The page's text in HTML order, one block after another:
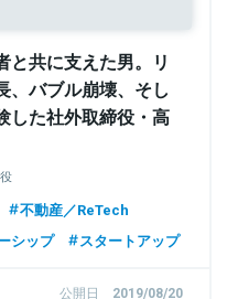
と共に支えた男。リ
、バブル崩壊、そし
した社外取締役・高
不動産／ReTech
シップ スタートアップ
公開日 2019/08/20